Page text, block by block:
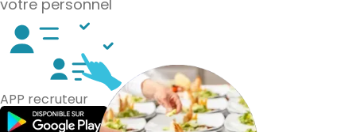
votre personnel
APP recruteur